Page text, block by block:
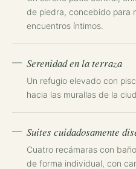
de piedra, concebido para
encuentros íntimos.
Serenidad en la terraza
Un refugio elevado con
hacia las murallas de la
Suites cuidadosamente
Cuatro recámaras con
de forma individual, con